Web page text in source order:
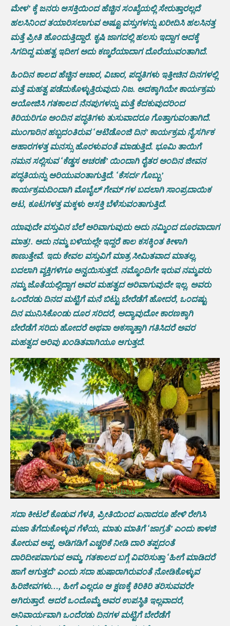
ಮೇಳ’ ಕ್ಕೆ ಜನರು ಆಸಕ್ತಿಯಿಂದ ಹೆಚ್ಚಿನ ಸಂಖ್ಯೆಯಲ್ಲಿ ಸೇರುತ್ತಾರಲ್ಲದೆ
ಹಲಸಿನಿಂದ ತಯಾರಿಸಲಾಗುವ ಅಷ್ಟೂ ವಸ್ತುಗಳನ್ನು ಖರೀದಿಸಿ ಹಲಸಿನತ್ತ
ಮತ್ತೆ ಪ್ರೀತಿ ಹೊಂದುತ್ತಿದ್ದಾರೆ. ಕೃಷಿ ಜಾಗದಲ್ಲಿ ಹಲಸು ಇದ್ದಾಗ ಅದಕ್ಕೆ
ಸಿಗದಿದ್ದ ಮಹತ್ವ ಇದೀಗ ಅದು ಕಣ್ಮರೆಯಾದಾಗ ದೊರೆಯುವಂತಾಗಿದೆ.
ಹಿಂದಿನ ಕಾಲದ ಹೆಚ್ಚಿನ ಆಚಾರ, ವಿಚಾರ, ಪದ್ಧತಿಗಳು ಇತ್ತೀಚಿನ ದಿನಗಳಲ್ಲಿ
ಮತ್ತೆ ಮಹತ್ವ ಪಡೆದುಕೊಳ್ಳುತ್ತಿರುವುದು ನಿಜ. ಅದಕ್ಕಾಗಿಯೇ ಕಾರ್ಯಕ್ರಮ
ಆಯೋಜಿಸಿ ಗತಕಾಲದ ನೆನಪುಗಳನ್ನು ಮತ್ತೆ ಕೆದಕುವುದರಿಂದ
ಕಿರಿಯರಿಗೂ ಅಂದಿನ ಪದ್ಧತಿಗಳು ತುಸುವಾದರೂ ಗೊತ್ತಾಗುವಂತಾಗಿದೆ.
ಮುಂಗಾರಿನ ಹಬ್ಬದಂತಿರುವ ‘ಆಟಿಡೊಂಜಿ ದಿನ’ ಕಾರ್ಯಕ್ರಮ ನೈಸರ್ಗಿಕ
ಆಹಾರಗಳತ್ತ ಮನಸ್ಸು ಹೊರಳುವಂತೆ ಮಾಡುತ್ತಿದೆ. ಭೂಮಿ ತಾಯಿಗೆ
ನಮನ ಸಲ್ಲಿಸುವ ‘ಕೆಡ್ಡಸ ಆಚರಣೆ’ ಯಿಂದಾಗಿ ರೈತರ ಅಂದಿನ ಜೀವನ
ಪದ್ಧತಿಯನ್ನು ಅರಿಯುವಂತಾಗುತ್ತಿದೆ. ‘ಕೆಸರ್ದ ಗೊಬ್ಬು’
ಕಾರ್ಯಕ್ರಮದಿಂದಾಗಿ ಮೊಬೈಲ್ ಗೇಮ್ ಗಳ ಬದಲಾಗಿ ಸಾಂಪ್ರದಾಯಿಕ
ಆಟ, ಕೂಟಗಳತ್ತ ಮಕ್ಕಳು ಆಸಕ್ತಿ ಬೆಳೆಸುವಂತಾಗುತ್ತಿದೆ.
ಯಾವುದೇ ವಸ್ತುವಿನ ಬೆಲೆ ಅರಿವಾಗುವುದು ಅದು ನಮ್ಮಿಂದ ದೂರವಾದಾಗ
ಮಾತ್ರ!. ಅದು ನಮ್ಮ ಬಳಿಯಲ್ಲೇ ಇದ್ದರೆ ಕಾಲ ಕಸಕ್ಕಿಂತ ಕೀಳಾಗಿ
ಕಾಣುತ್ತೇವೆ. ಇದು ಕೇವಲ ವಸ್ತುವಿಗೆ ಮಾತ್ರ ಸೀಮಿತವಾದ ಮಾತಲ್ಲ.
ಬದಲಾಗಿ ವ್ಯಕ್ತಿಗಳಿಗೂ ಅನ್ವಯಿಸುತ್ತದೆ. ನಮ್ಮೊಂದಿಗೇ ಇರುವ ನಮ್ಮವರು
ನಮ್ಮ ಜೊತೆಯಲ್ಲಿದ್ದಾಗ ಅವರ ಮಹತ್ವದ ಅರಿವಾಗುವುದೇ ಇಲ್ಲ. ಅವರು
ಒಂದೆರಡು ದಿನದ ಮಟ್ಟಿಗೆ ಮನೆ ಬಿಟ್ಟು ಬೇರೆಡೆಗೆ ಹೋದರೆ, ಒಂದಷ್ಟು
ದಿನ ಮುನಿಸಿಕೊಂಡು ದೂರ ಸರಿದರೆ, ಅದ್ಯಾವುದೋ ಕಾರಣಕ್ಕಾಗಿ
ಬೇರೆಡೆಗೆ ಸರಿದು ಹೋದರೆ ಅಥವಾ ಅಕಸ್ಮಾತ್ತಾಗಿ ಗತಿಸಿದರೆ ಅವರ
ಮಹತ್ವದ ಅರಿವು ಖಂಡಿತವಾಗಿಯೂ ಆಗುತ್ತದೆ.
ಸದಾ ಕೀಟಲೆ ಕೊಡುವ ಗೆಳತಿ, ಪ್ರೀತಿಯಿಂದ ಏನಾದರೂ ಹೇಳಿ ರೇಗಿಸಿ
ಮಜಾ ತೆಗೆದುಕೊಳ್ಳುವ ಗೆಳೆಯ, ಮಾತು ಮಾತಿಗೆ ‘ಜಾಗ್ರತೆ’ ಎಂದು ಕಾಳಜಿ
ತೋರುವ ಅಪ್ಪ, ಅಡಿಗಡಿಗೆ ಎಚ್ಚರಿಕೆ ನೀಡಿ ದಾರಿ ತಪ್ಪದಂತೆ
ದಾರಿದೀಪವಾಗುವ ಅಮ್ಮ, ಗತಕಾಲದ ಬಗ್ಗೆ ವಿವರಿಸುತ್ತಾ ‘ಹೀಗೆ ಮಾಡಿದರೆ
ಹಾಗೆ ಆಗುತ್ತದೆ’ ಎಂದು ಸದಾ ಹುಷಾರಾಗಿರುವಂತೆ ನೋಡಿಕೊಳ್ಳುವ
ಹಿರಿಜೀವಗಳು…, ಹೀಗೆ ಎಲ್ಲರೂ ಆ ಕ್ಷಣಕ್ಕೆ ಕಿರಿಕಿರಿ ತರಿಸುವವರೇ
ಆಗಿರುತ್ತಾರೆ. ಆದರೆ ಒಂದೊಮ್ಮೆ ಅವರ ಉಪಸ್ಥಿತಿ ಇಲ್ಲವಾದರೆ,
ಅನಿವಾರ್ಯವಾಗಿ ಒಂದೆರಡು ದಿನಗಳ ಮಟ್ಟಿಗೆ ಬೇರೆಡೆಗೆ